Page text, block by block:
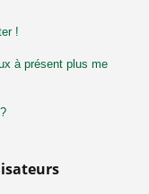
!
à présent plus me